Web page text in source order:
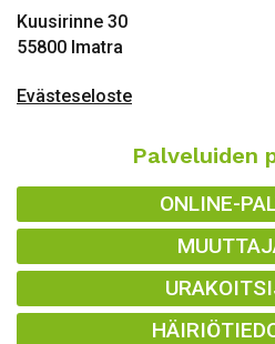
Kuusirinne 30
55800 Imatra
Evästeseloste
Palveluiden
ONLINE-